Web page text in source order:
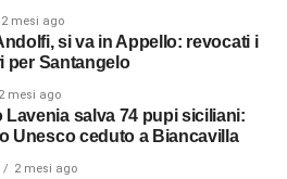
2 mesi ago
si va in Appello: revocati i
per Santangelo
2 mesi ago
Lavenia salva 74 pupi siciliani:
Unesco ceduto a Biancavilla
2 mesi ago